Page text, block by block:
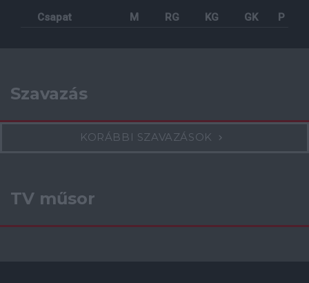
Csapat M RG KG GK P
Szavazás
KORÁBBI SZAVAZÁSOK
TV műsor